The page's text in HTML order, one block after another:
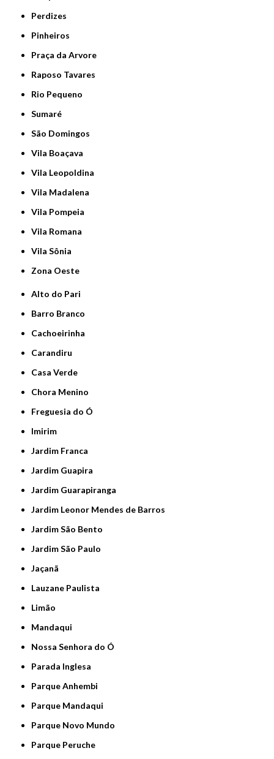
Perdizes
Pinheiros
Praça da Arvore
Raposo Tavares
Rio Pequeno
Sumaré
São Domingos
Vila Boaçava
Vila Leopoldina
Vila Madalena
Vila Pompeia
Vila Romana
Vila Sônia
Zona Oeste
Alto do Pari
Barro Branco
Cachoeirinha
Carandiru
Casa Verde
Chora Menino
Freguesia do Ó
Imirim
Jardim Franca
Jardim Guapira
Jardim Guarapiranga
Jardim Leonor Mendes de Barros
Jardim São Bento
Jardim São Paulo
Jaçanã
Lauzane Paulista
Limão
Mandaqui
Nossa Senhora do Ó
Parada Inglesa
Parque Anhembi
Parque Mandaqui
Parque Novo Mundo
Parque Peruche